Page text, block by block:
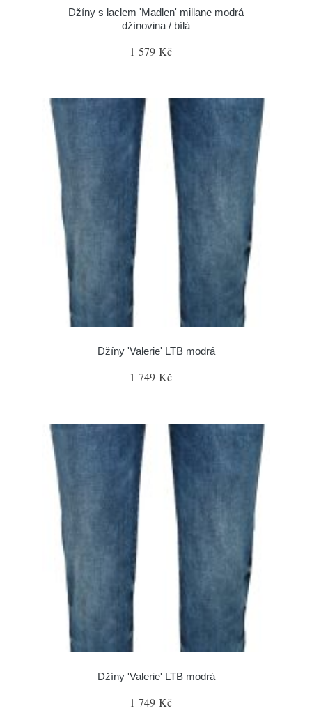
Džíny s laclem 'Madlen' millane modrá
džínovina / bílá
1 579 Kč
Džíny 'Valerie' LTB modrá
1 749 Kč
Džíny 'Valerie' LTB modrá
1 749 Kč